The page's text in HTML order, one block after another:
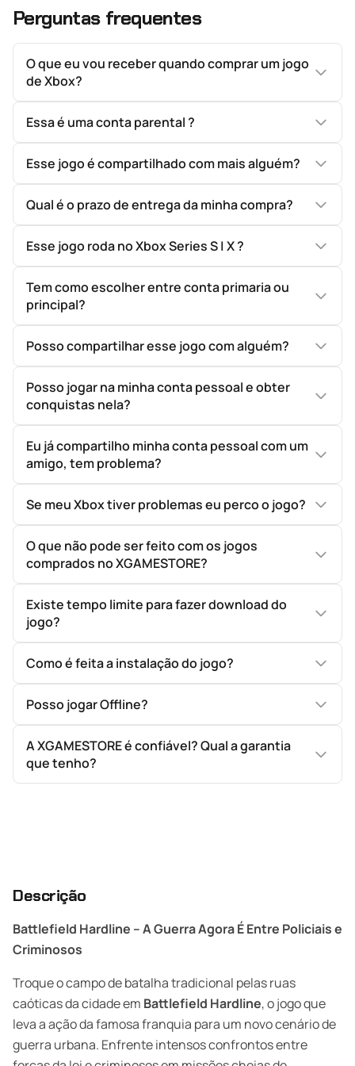
Perguntas frequentes
O que eu vou receber quando comprar um jogo
de Xbox?
Essa é uma conta parental ?
Esse jogo é compartilhado com mais alguém?
Qual é o prazo de entrega da minha compra?
Esse jogo roda no Xbox Series S | X ?
Tem como escolher entre conta primaria ou
principal?
Posso compartilhar esse jogo com alguém?
Posso jogar na minha conta pessoal e obter
conquistas nela?
Eu já compartilho minha conta pessoal com um
amigo, tem problema?
Se meu Xbox tiver problemas eu perco o jogo?
O que não pode ser feito com os jogos
comprados no XGAMESTORE?
Existe tempo limite para fazer download do
jogo?
Como é feita a instalação do jogo?
Posso jogar Offline?
A XGAMESTORE é confiável? Qual a garantia
que tenho?
Descrição
Battlefield Hardline – A Guerra Agora É Entre Policiais e
Criminosos
Troque o campo de batalha tradicional pelas ruas
caóticas da cidade em Battlefield Hardline, o jogo que
leva a ação da famosa franquia para um novo cenário de
guerra urbana. Enfrente intensos confrontos entre